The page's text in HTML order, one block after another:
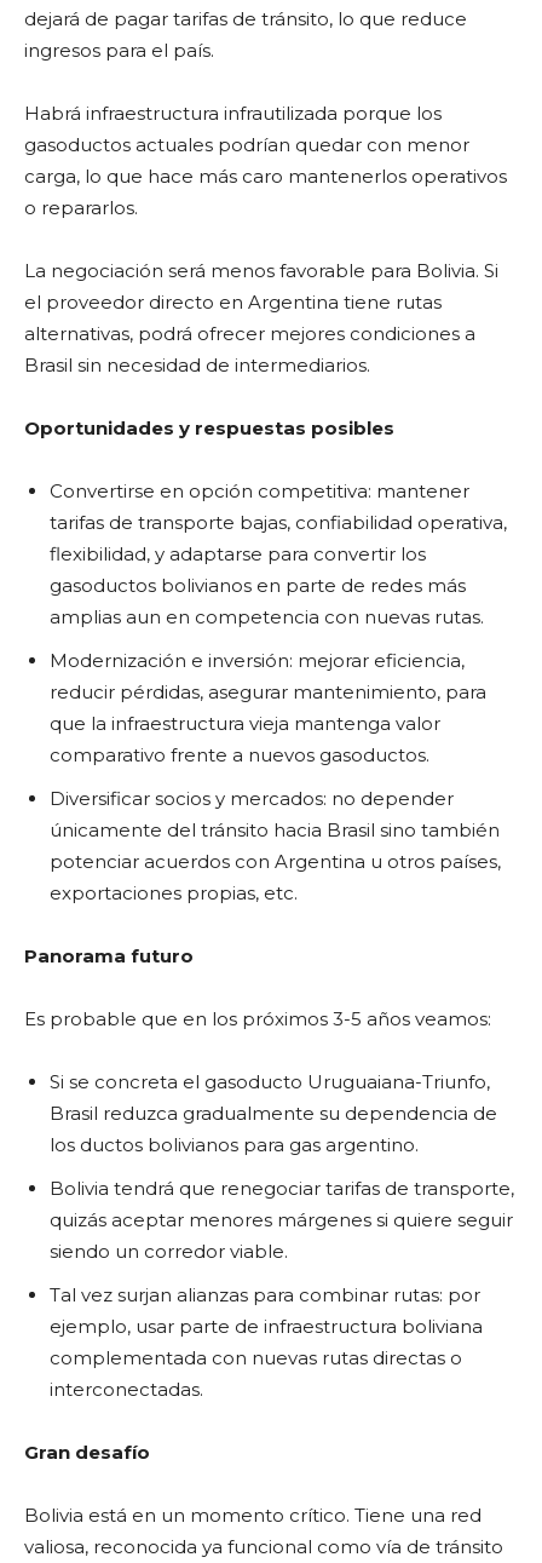
dejará de pagar tarifas de tránsito, lo que reduce
ingresos para el país.
Habrá infraestructura infrautilizada porque los
gasoductos actuales podrían quedar con menor
carga, lo que hace más caro mantenerlos operativos
o repararlos.
La negociación será menos favorable para Bolivia. Si
el proveedor directo en Argentina tiene rutas
alternativas, podrá ofrecer mejores condiciones a
Brasil sin necesidad de intermediarios.
Oportunidades y respuestas posibles
Convertirse en opción competitiva: mantener
tarifas de transporte bajas, confiabilidad operativa,
flexibilidad, y adaptarse para convertir los
gasoductos bolivianos en parte de redes más
amplias aun en competencia con nuevas rutas.
Modernización e inversión: mejorar eficiencia,
reducir pérdidas, asegurar mantenimiento, para
que la infraestructura vieja mantenga valor
comparativo frente a nuevos gasoductos.
Diversificar socios y mercados: no depender
únicamente del tránsito hacia Brasil sino también
potenciar acuerdos con Argentina u otros países,
exportaciones propias, etc.
Panorama futuro
Es probable que en los próximos 3-5 años veamos:
Si se concreta el gasoducto Uruguaiana-Triunfo,
Brasil reduzca gradualmente su dependencia de
los ductos bolivianos para gas argentino.
Bolivia tendrá que renegociar tarifas de transporte,
quizás aceptar menores márgenes si quiere seguir
siendo un corredor viable.
Tal vez surjan alianzas para combinar rutas: por
ejemplo, usar parte de infraestructura boliviana
complementada con nuevas rutas directas o
interconectadas.
Gran desafío
Bolivia está en un momento crítico. Tiene una red
valiosa, reconocida ya funcional como vía de tránsito